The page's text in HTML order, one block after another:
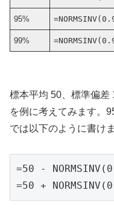
95%
99%
標本平均 50、標準偏差
を例に考えてみます。
では以下のように書けま
=50 -
=50 +